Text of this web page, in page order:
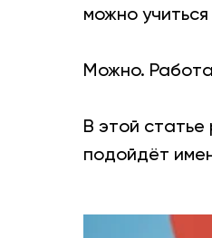
можно
Можно.
В этой
подойдёт